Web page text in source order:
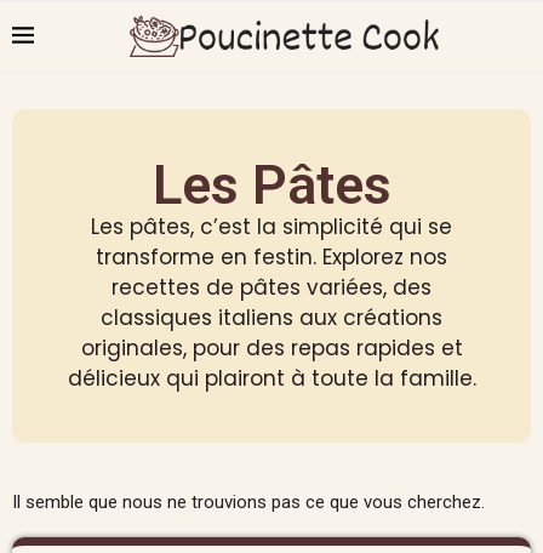
Les Pâtes
Les pâtes, c’est la simplicité qui se
transforme en festin. Explorez nos
recettes de pâtes variées, des
classiques italiens aux créations
originales, pour des repas rapides et
délicieux qui plairont à toute la famille.
Il semble que nous ne trouvions pas ce que vous cherchez.